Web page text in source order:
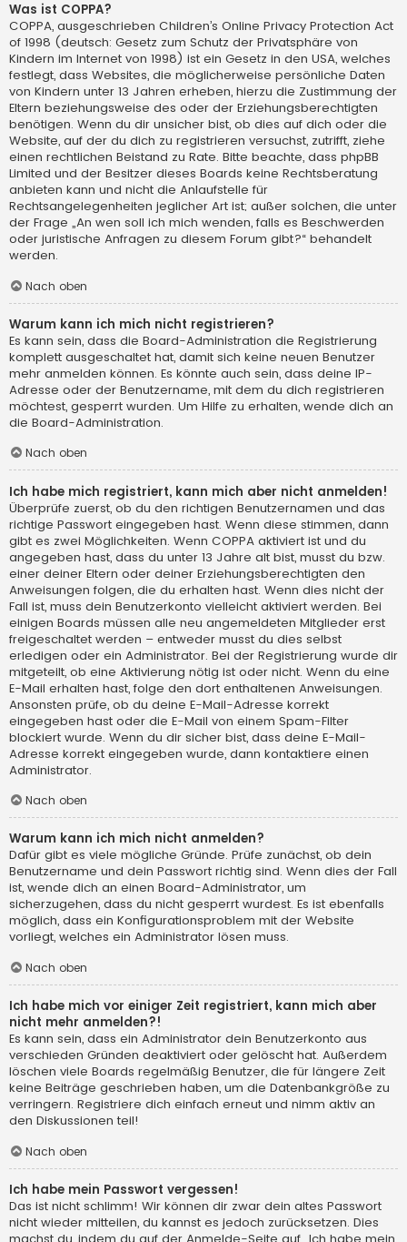
Was ist COPPA?
COPPA, ausgeschrieben Children’s Online Privacy Protection Act
of 1998 (deutsch: Gesetz zum Schutz der Privatsphäre von
Kindern im Internet von 1998) ist ein Gesetz in den USA, welches
festlegt, dass Websites, die möglicherweise persönliche Daten
von Kindern unter 13 Jahren erheben, hierzu die Zustimmung der
Eltern beziehungsweise des oder der Erziehungsberechtigten
benötigen. Wenn du dir unsicher bist, ob dies auf dich oder die
Website, auf der du dich zu registrieren versuchst, zutrifft, ziehe
einen rechtlichen Beistand zu Rate. Bitte beachte, dass phpBB
Limited und der Besitzer dieses Boards keine Rechtsberatung
anbieten kann und nicht die Anlaufstelle für
Rechtsangelegenheiten jeglicher Art ist; außer solchen, die unter
der Frage „An wen soll ich mich wenden, falls es Beschwerden
oder juristische Anfragen zu diesem Forum gibt?“ behandelt
werden.
Nach oben
Warum kann ich mich nicht registrieren?
Es kann sein, dass die Board-Administration die Registrierung
komplett ausgeschaltet hat, damit sich keine neuen Benutzer
mehr anmelden können. Es könnte auch sein, dass deine IP-
Adresse oder der Benutzername, mit dem du dich registrieren
möchtest, gesperrt wurden. Um Hilfe zu erhalten, wende dich an
die Board-Administration.
Nach oben
Ich habe mich registriert, kann mich aber nicht anmelden!
Überprüfe zuerst, ob du den richtigen Benutzernamen und das
richtige Passwort eingegeben hast. Wenn diese stimmen, dann
gibt es zwei Möglichkeiten. Wenn COPPA aktiviert ist und du
angegeben hast, dass du unter 13 Jahre alt bist, musst du bzw.
einer deiner Eltern oder deiner Erziehungsberechtigten den
Anweisungen folgen, die du erhalten hast. Wenn dies nicht der
Fall ist, muss dein Benutzerkonto vielleicht aktiviert werden. Bei
einigen Boards müssen alle neu angemeldeten Mitglieder erst
freigeschaltet werden – entweder musst du dies selbst
erledigen oder ein Administrator. Bei der Registrierung wurde dir
mitgeteilt, ob eine Aktivierung nötig ist oder nicht. Wenn du eine
E-Mail erhalten hast, folge den dort enthaltenen Anweisungen.
Ansonsten prüfe, ob du deine E-Mail-Adresse korrekt
eingegeben hast oder die E-Mail von einem Spam-Filter
blockiert wurde. Wenn du dir sicher bist, dass deine E-Mail-
Adresse korrekt eingegeben wurde, dann kontaktiere einen
Administrator.
Nach oben
Warum kann ich mich nicht anmelden?
Dafür gibt es viele mögliche Gründe. Prüfe zunächst, ob dein
Benutzername und dein Passwort richtig sind. Wenn dies der Fall
ist, wende dich an einen Board-Administrator, um
sicherzugehen, dass du nicht gesperrt wurdest. Es ist ebenfalls
möglich, dass ein Konfigurationsproblem mit der Website
vorliegt, welches ein Administrator lösen muss.
Nach oben
Ich habe mich vor einiger Zeit registriert, kann mich aber
nicht mehr anmelden?!
Es kann sein, dass ein Administrator dein Benutzerkonto aus
verschieden Gründen deaktiviert oder gelöscht hat. Außerdem
löschen viele Boards regelmäßig Benutzer, die für längere Zeit
keine Beiträge geschrieben haben, um die Datenbankgröße zu
verringern. Registriere dich einfach erneut und nimm aktiv an
den Diskussionen teil!
Nach oben
Ich habe mein Passwort vergessen!
Das ist nicht schlimm! Wir können dir zwar dein altes Passwort
nicht wieder mitteilen, du kannst es jedoch zurücksetzen. Dies